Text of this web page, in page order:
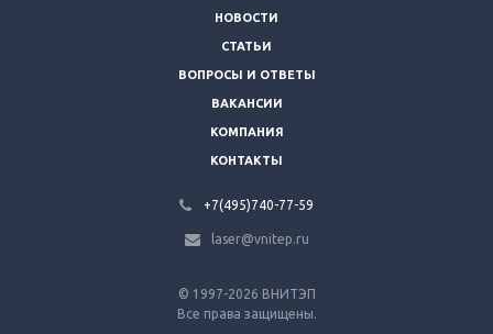
© 1997-2026 ВНИТЭП
Все права защищены.
НОВОСТИ
СТАТЬИ
ВОПРОСЫ И ОТВЕТЫ
ВАКАНСИИ
КОМПАНИЯ
КОНТАКТЫ
+7(495)740-77-59
laser@vnitep.ru